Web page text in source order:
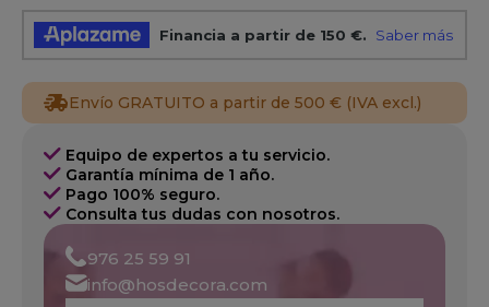
Envío GRATUITO a partir de 500 € (IVA excl.)
Equipo de expertos a tu servicio.
Garantía mínima de 1 año.
Pago 100% seguro.
Consulta tus dudas con nosotros.
976 25 59 91
info@hosdecora.com